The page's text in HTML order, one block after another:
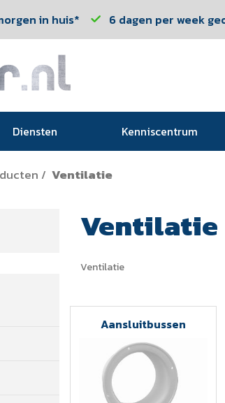
in huis* 6 dagen per week
Diensten Kenniscentrum
/ Ventilatie
Ventilatie
Ventilatie
Aansluitbussen